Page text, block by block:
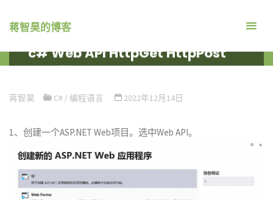
蒋智昊的博客
c# Web API HttpGet HttpPost
蒋智昊 C# / 编程语言 2022年12月14日
1、创建一个ASP.NET Web项目。选中Web API。